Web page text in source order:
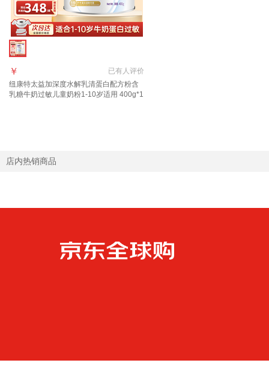
已有人评价
￥
纽康特太益加深度水解乳清蛋白配方粉含
乳糖牛奶过敏儿童奶粉1-10岁适用 400g*1
店内热销商品